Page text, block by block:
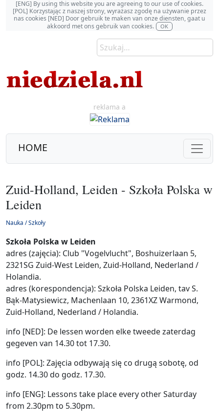
[ENG] By using this website you are agreeing to our use of cookies.
[POL] Korzystając z naszej strony, wyrażasz zgodę na używanie przez
nas cookies [NED] Door gebruik te maken van onze diensten, gaat u
akkoord met ons gebruik van cookies.
OK
reklama a
HOME
Zuid-Holland, Leiden - Szkoła Polska w
Leiden
Nauka / Szkoły
Szkoła Polska w Leiden
adres (zajęcia): Club "Vogelvlucht", Boshuizerlaan 5,
2321SG Zuid-West Leiden, Zuid-Holland, Nederland /
Holandia.
adres (korespondencja): Szkoła Polska Leiden, tav S.
Bąk-Matysiewicz, Machenlaan 10, 2361XZ Warmond,
Zuid-Holland, Nederland / Holandia.
info [NED]: De lessen worden elke tweede zaterdag
gegeven van 14.30 tot 17.30.
info [POL]: Zajęcia odbywają się co drugą sobotę, od
godz. 14.30 do godz. 17.30.
info [ENG]: Lessons take place every other Saturday
from 2.30pm to 5.30pm.